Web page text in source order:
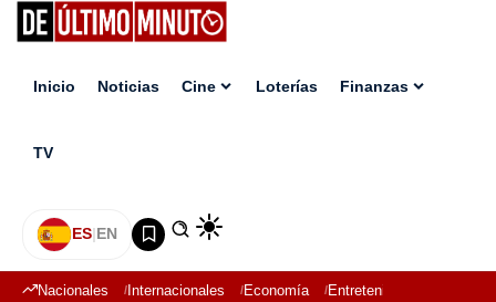
Inicio Noticias Cine Loterías Finanzas
TV
ES|EN
Nacionales Internacionales Economía Entretenimiento